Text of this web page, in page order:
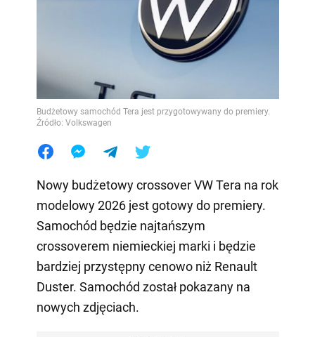
Budżetowy samochód Tera jest przygotowywany do premiery.
Źródło: Volkswagen
Nowy budżetowy crossover VW Tera na rok
modelowy 2026 jest gotowy do premiery.
Samochód będzie najtańszym
crossoverem niemieckiej marki i będzie
bardziej przystępny cenowo niż Renault
Duster. Samochód został pokazany na
nowych zdjęciach.